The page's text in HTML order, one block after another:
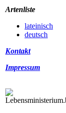
Artenliste
lateinisch
deutsch
Kontakt
Impressum